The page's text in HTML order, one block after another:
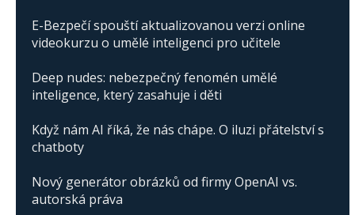
E-Bezpečí spouští aktualizovanou verzi online
videokurzu o umělé inteligenci pro učitele
Deep nudes: nebezpečný fenomén umělé
inteligence, který zasahuje i děti
Když nám AI říká, že nás chápe. O iluzi přátelství s
chatboty
Nový generátor obrázků od firmy OpenAI vs.
autorská práva